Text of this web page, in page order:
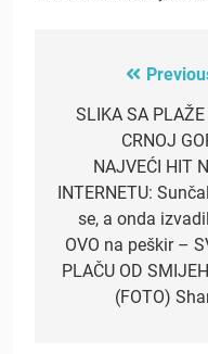
navigation
SLIKA SA PLAŽE
CRNOJ
NAJVEĆI HIT
INTERNETU:
se, a onda
OVO na peškir –
PLAČU OD
(FOTO)